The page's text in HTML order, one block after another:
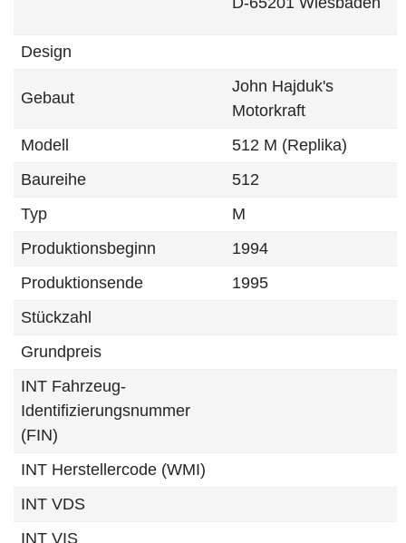
Design
Gebaut
John Hajduk's
Motorkraft
Modell
512 M (Replika)
Baureihe
512
Typ
M
Produktionsbeginn
1994
Produktionsende
1995
Stückzahl
Grundpreis
INT Fahrzeug-
Identifizierungsnummer
(FIN)
INT Herstellercode (WMI)
INT VDS
INT VIS